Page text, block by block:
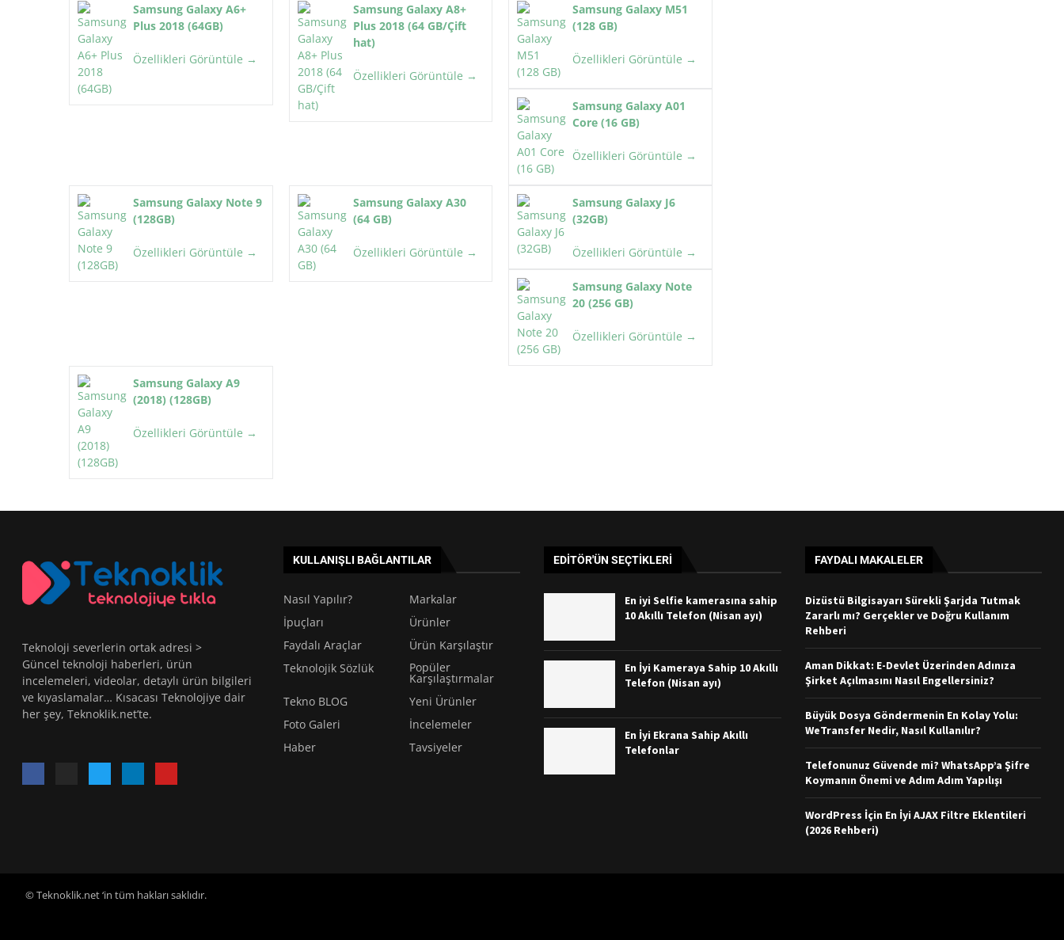
Samsung Galaxy A6+
Plus 2018 (64GB)
Özellikleri Görüntüle →
Samsung Galaxy A8+
Plus 2018 (64 GB/Çift
hat)
Özellikleri Görüntüle →
Samsung Galaxy M51
(128 GB)
Özellikleri Görüntüle →
Samsung Galaxy A01
Core (16 GB)
Özellikleri Görüntüle →
Samsung Galaxy Note 9
(128GB)
Özellikleri Görüntüle →
Samsung Galaxy A30
(64 GB)
Özellikleri Görüntüle →
Samsung Galaxy J6
(32GB)
Özellikleri Görüntüle →
Samsung Galaxy Note
20 (256 GB)
Özellikleri Görüntüle →
Samsung Galaxy A9
(2018) (128GB)
Özellikleri Görüntüle →
Teknoloji severlerin ortak adresi >
Güncel teknoloji haberleri, ürün
incelemeleri, videolar, detaylı ürün bilgileri
ve kıyaslamalar… Kısacası Teknolojiye dair
her şey, Teknoklik.net’te.
KULLANIŞLI BAĞLANTILAR
Nasıl Yapılır?
Markalar
İpuçları
Ürünler
Faydalı Araçlar
Ürün Karşılaştır
Teknolojik Sözlük
Popüler
Karşılaştırmalar
Tekno BLOG
Yeni Ürünler
Foto Galeri
İncelemeler
Haber
Tavsiyeler
EDITÖR'ÜN SEÇTIKLERI
En iyi Selfie kamerasına sahip
10 Akıllı Telefon (Nisan ayı)
En İyi Kameraya Sahip 10 Akıllı
Telefon (Nisan ayı)
En İyi Ekrana Sahip Akıllı
Telefonlar
FAYDALI MAKALELER
Dizüstü Bilgisayarı Sürekli Şarjda Tutmak
Zararlı mı? Gerçekler ve Doğru Kullanım
Rehberi
Aman Dikkat: E-Devlet Üzerinden Adınıza
Şirket Açılmasını Nasıl Engellersiniz?
Büyük Dosya Göndermenin En Kolay Yolu:
WeTransfer Nedir, Nasıl Kullanılır?
Telefonunuz Güvende mi? WhatsApp’a Şifre
Koymanın Önemi ve Adım Adım Yapılışı
WordPress İçin En İyi AJAX Filtre Eklentileri
(2026 Rehberi)
© Teknoklik.net ‘in tüm hakları saklıdır.